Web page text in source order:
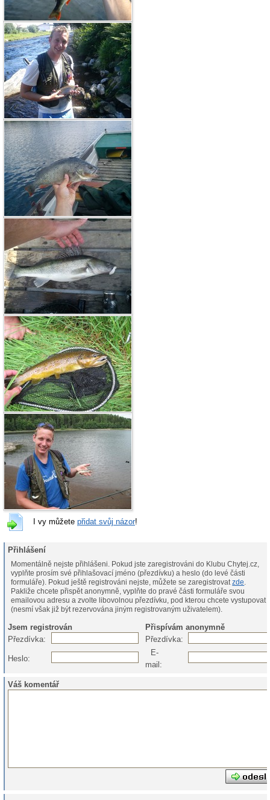
I vy můžete přidat svůj názor!
Přihlášení
Momentálně nejste přihlášeni. Pokud jste zaregistrováni do Klubu Chytej.cz,
vyplňte prosím své přihlašovací jméno (přezdívku) a heslo (do levé části
formuláře). Pokud ještě registrováni nejste, můžete se zaregistrovatzde.
Pakliže chcete přispět anonymně, vyplňte do pravé části formuláře svou
emailovou adresu a zvolte libovolnou přezdívku, pod kterou chcete vystupovat
(nesmí však již být rezervována jiným registrovaným uživatelem).
Jsem registrován
Přispívám anonymně
Přezdívka:
Přezdívka:
Heslo:
E-
mail:
Váš komentář